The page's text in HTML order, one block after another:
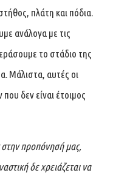
πλάτη και πόδια.
ανάλογα με τις
το στάδιο της
Μάλιστα, αυτές οι
που δεν είναι έτοιμος
στην προπόνησή μας,
δε χρειάζεται να